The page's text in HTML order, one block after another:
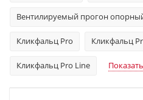
Вентилируемый прогон
Кликфальц Pro Кликфальц
Кликфальц Pro Line